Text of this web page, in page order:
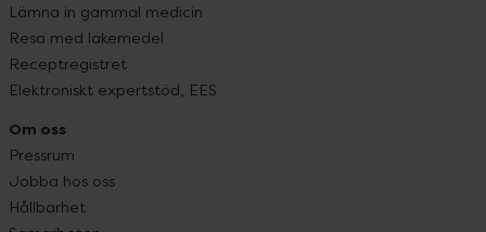
Lämna in gammal medicin
Resa med läkemedel
Receptregistret
Elektroniskt expertstöd, EES
Om oss
Pressrum
Jobba hos oss
Hållbarhet